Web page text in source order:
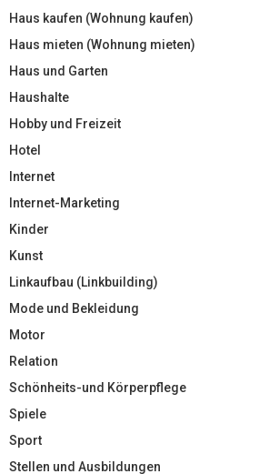
Haus kaufen (Wohnung kaufen)
Haus mieten (Wohnung mieten)
Haus und Garten
Haushalte
Hobby und Freizeit
Hotel
Internet
Internet-Marketing
Kinder
Kunst
Linkaufbau (Linkbuilding)
Mode und Bekleidung
Motor
Relation
Schönheits-und Körperpflege
Spiele
Sport
Stellen und Ausbildungen